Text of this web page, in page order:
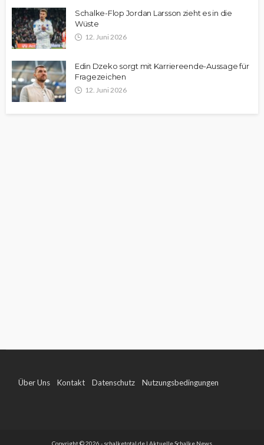
Schalke-Flop Jordan Larsson zieht es in die
Wüste
12. Juni 2026
Edin Dzeko sorgt mit Karriereende-Aussage für
Fragezeichen
12. Juni 2026
Über Uns Kontakt Datenschutz Nutzungsbedingungen
Copyright © 2026 - schalketotal.de | Aktuelle Schalke News